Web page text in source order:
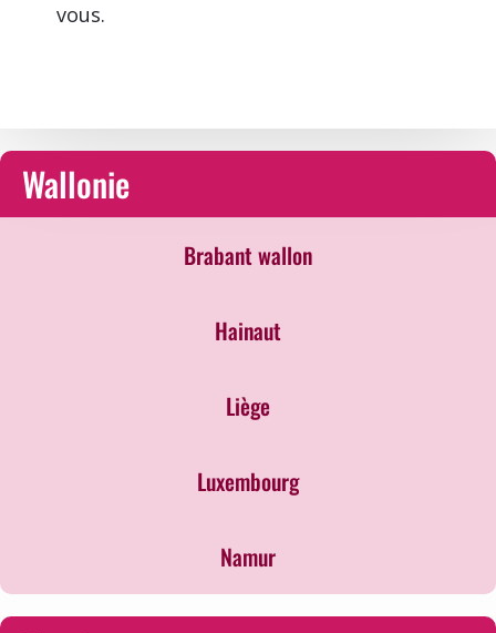
vous.
Wallonie
Brabant wallon
Hainaut
Liège
Luxembourg
Namur